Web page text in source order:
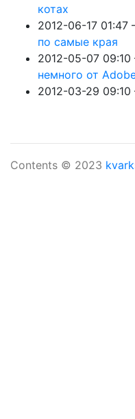
котах
2012-06-17 01:47
по самые края
2012-05-07 09:10
немного от
2012-03-29 09:10
Contents © 2023